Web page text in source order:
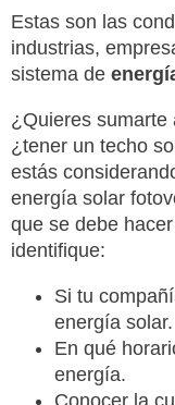
Estas son las
industrias,
sistema de
¿Quieres sumarte
¿tener un techo
estás
energía solar
que se debe
identifique:
Si tu
energía solar.
En qué
energía.